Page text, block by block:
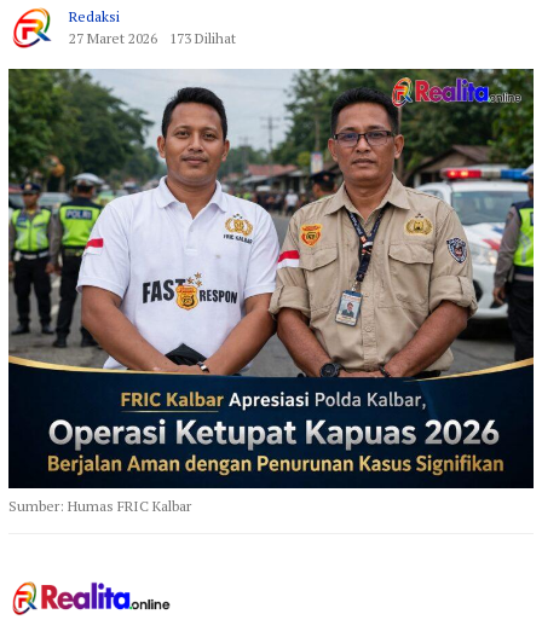
Redaksi
27 Maret 2026
173 Dilihat
Sumber: Humas FRIC Kalbar